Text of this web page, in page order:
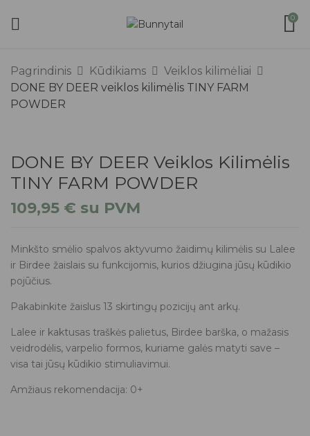
0
Pagrindinis Kūdikiams
Veiklos kilimėliai
DONE BY DEER veiklos kilimėlis TINY FARM
POWDER
DONE BY DEER Veiklos Kilimėlis
TINY FARM POWDER
109,95 € su PVM
Minkšto smėlio spalvos aktyvumo žaidimų kilimėlis su Lalee
ir Birdee žaislais su funkcijomis, kurios džiugina jūsų kūdikio
pojūčius.
Pakabinkite žaislus 13 skirtingų pozicijų ant arkų.
Lalee ir kaktusas traškės palietus, Birdee barška, o mažasis
veidrodėlis, varpelio formos, kuriame galės matyti save –
visa tai jūsų kūdikio stimuliavimui.
Amžiaus rekomendacija: 0+